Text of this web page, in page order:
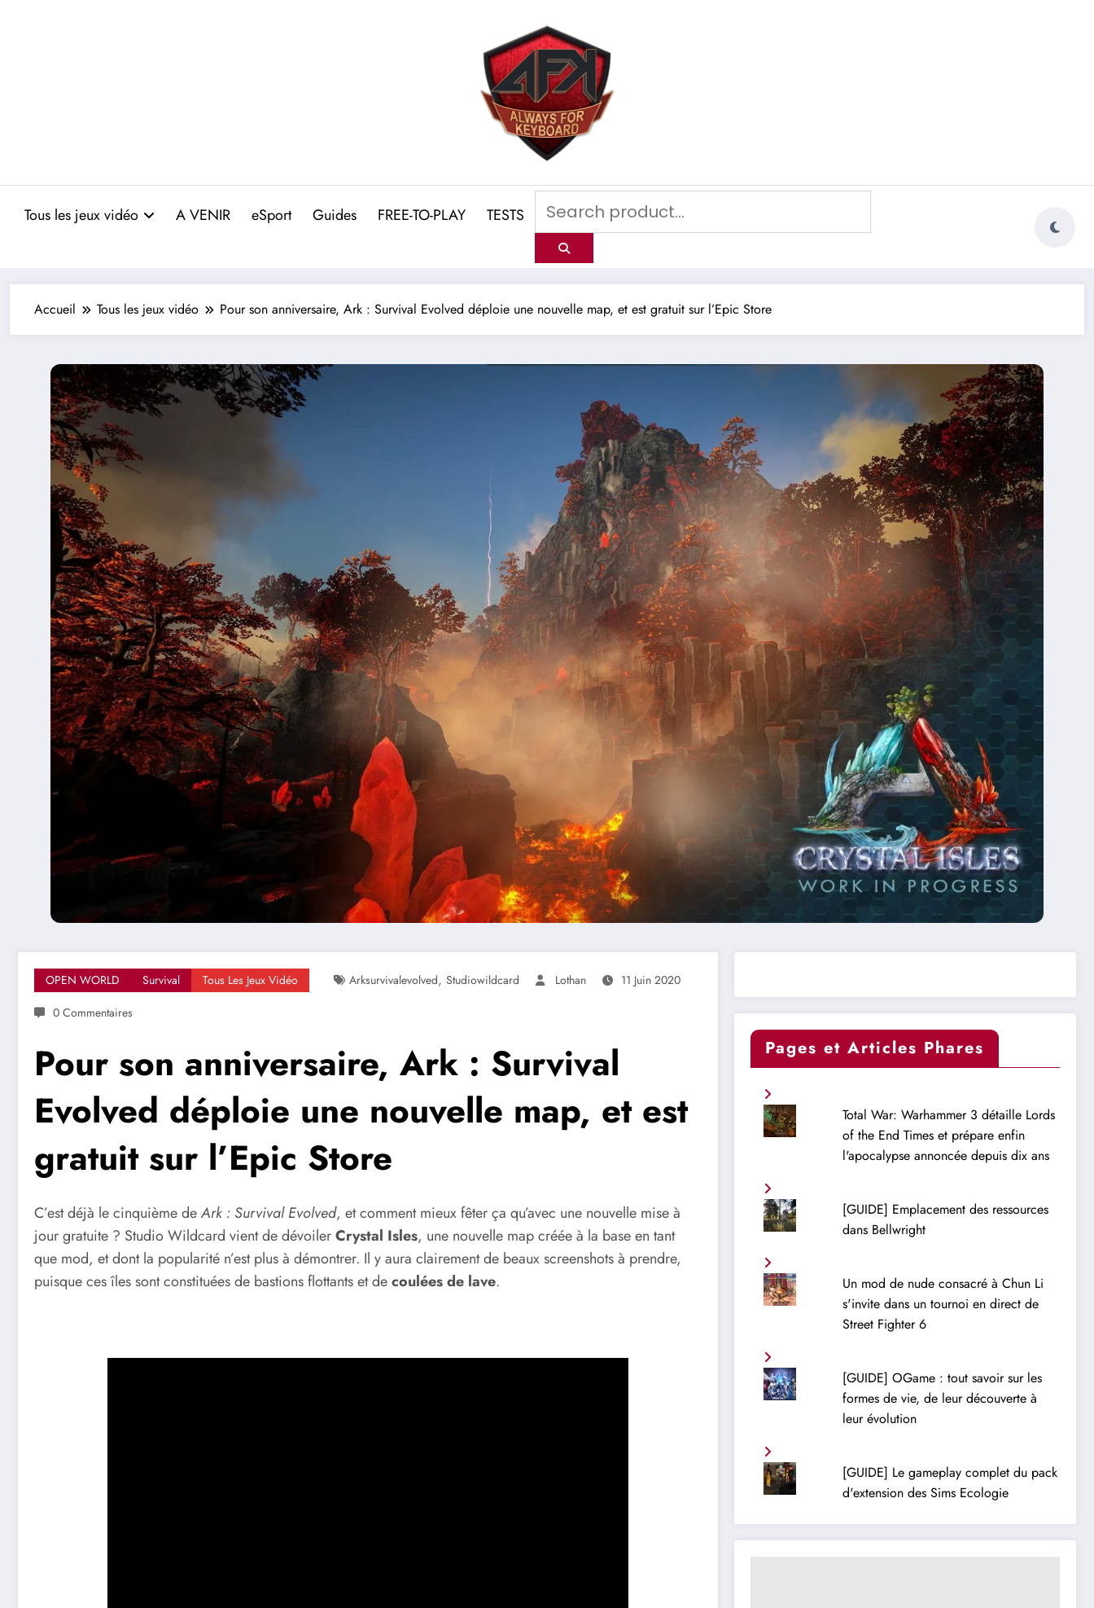
Tous les jeux vidéo A VENIR eSport Guides FREE-TO-PLAY TESTS
Accueil Tous les jeux vidéo Pour son anniversaire, Ark : Survival Evolved déploie une nouvelle map, et est gratuit sur l’Epic Store
OPEN WORLD Survival Tous Les Jeux Vidéo Arksurvivalevolved, Studiowildcard Lothan
11 Juin 2020
0 Commentaires
Pour son anniversaire, Ark : Survival
Evolved déploie une nouvelle map, et est
gratuit sur l’Epic Store
C’est déjà le cinquième deArk : Survival Evolved, et comment mieux fêter ça qu’avec une nouvelle mise à
jour gratuite ? Studio Wildcard vient de dévoilerCrystal Isles, une nouvelle map créée à la base en tant
que mod, et dont la popularité n’est plus à démontrer. Il y aura clairement de beaux screenshots à prendre,
puisque ces îles sont constituées de bastions flottants et decoulées de lave.
Pages et Articles Phares
Total War: Warhammer 3 détaille Lords
of the End Times et prépare enfin
l'apocalypse annoncée depuis dix ans
[GUIDE] Emplacement des ressources
dans Bellwright
Un mod de nude consacré à Chun Li
s'invite dans un tournoi en direct de
Street Fighter 6
[GUIDE] OGame : tout savoir sur les
formes de vie, de leur découverte à
leur évolution
[GUIDE] Le gameplay complet du pack
d'extension des Sims Ecologie